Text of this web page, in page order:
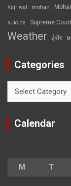
Kejriwal mohan
suicide Supreme Court
Weather इंदौर
Categories
Calendar
M T